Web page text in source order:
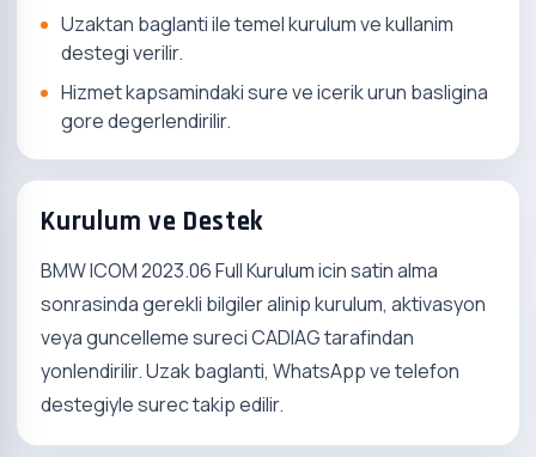
Uzaktan baglanti ile temel kurulum ve kullanim
destegi verilir.
Hizmet kapsamindaki sure ve icerik urun basligina
gore degerlendirilir.
Kurulum ve Destek
BMW ICOM 2023.06 Full Kurulum icin satin alma
sonrasinda gerekli bilgiler alinip kurulum, aktivasyon
veya guncelleme sureci CADIAG tarafindan
yonlendirilir. Uzak baglanti, WhatsApp ve telefon
destegiyle surec takip edilir.